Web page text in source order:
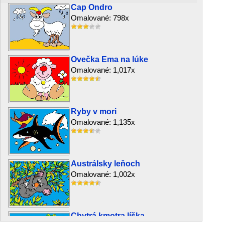
Cap Ondro
Omalované: 798x
Ovečka Ema na lúke
Omalované: 1,017x
Ryby v mori
Omalované: 1,135x
Austrálsky leňoch
Omalované: 1,002x
Chytrá kmotra líška